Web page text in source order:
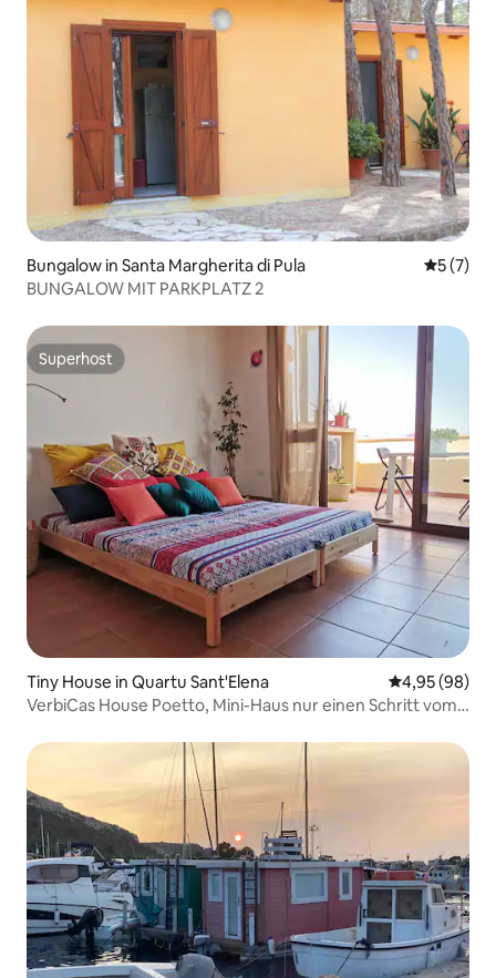
Bungalow in Santa Margherita di Pula
5 (7)
BUNGALOW MIT PARKPLATZ 2
Superhost
Superhost
Tiny House in Quartu Sant'Elena
4,95 (98)
VerbiCas House Poetto, Mini-Haus nur einen Schritt vom